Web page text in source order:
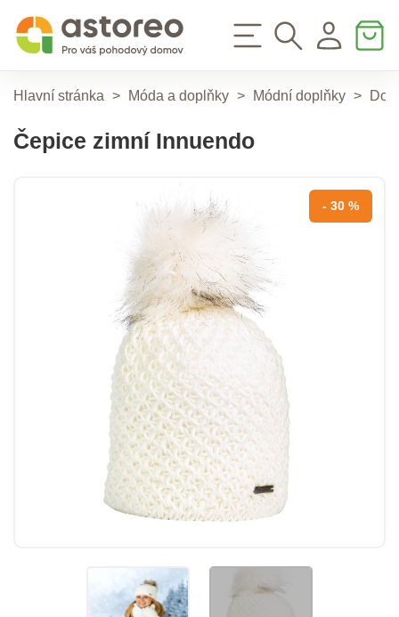
Hlavní stránka > Móda a doplňky > Módní doplňky >
Čepice zimní Innuendo
- 30 %